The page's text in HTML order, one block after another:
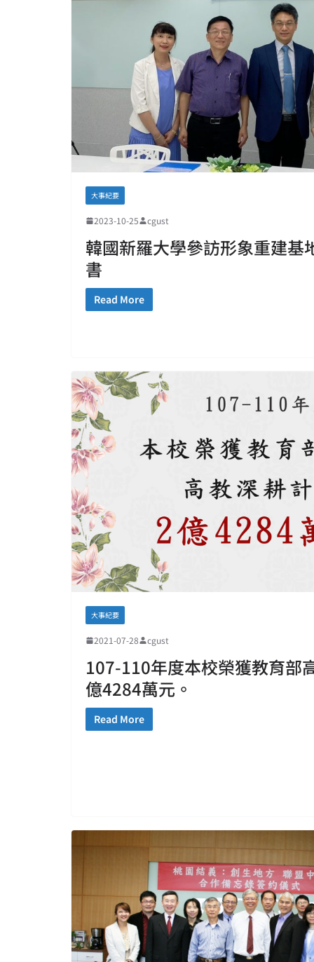
大事紀要
2023-10-25 cgust
韓國新羅大學參訪形象重建基
書
Read More
大事紀要
2021-07-28 cgust
107-110年度本校榮獲教育部
億4284萬元。
Read More